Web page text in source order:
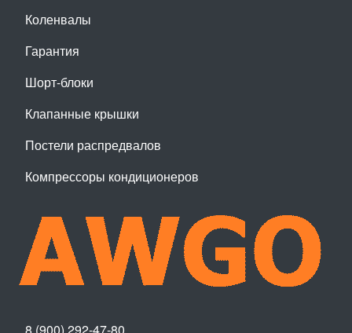
Коленвалы
Гарантия
Шорт-блоки
Клапанные крышки
Постели распредвалов
Компрессоры кондиционеров
8 (900) 292-47-80